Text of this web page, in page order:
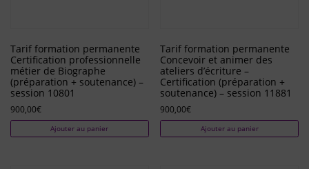
Tarif formation permanente
Certification professionnelle
métier de Biographe
(préparation + soutenance) –
session 10801
900,00€
Ajouter au panier
Tarif formation permanente
Concevoir et animer des
ateliers d’écriture –
Certification (préparation +
soutenance) – session 11881
900,00€
Ajouter au panier